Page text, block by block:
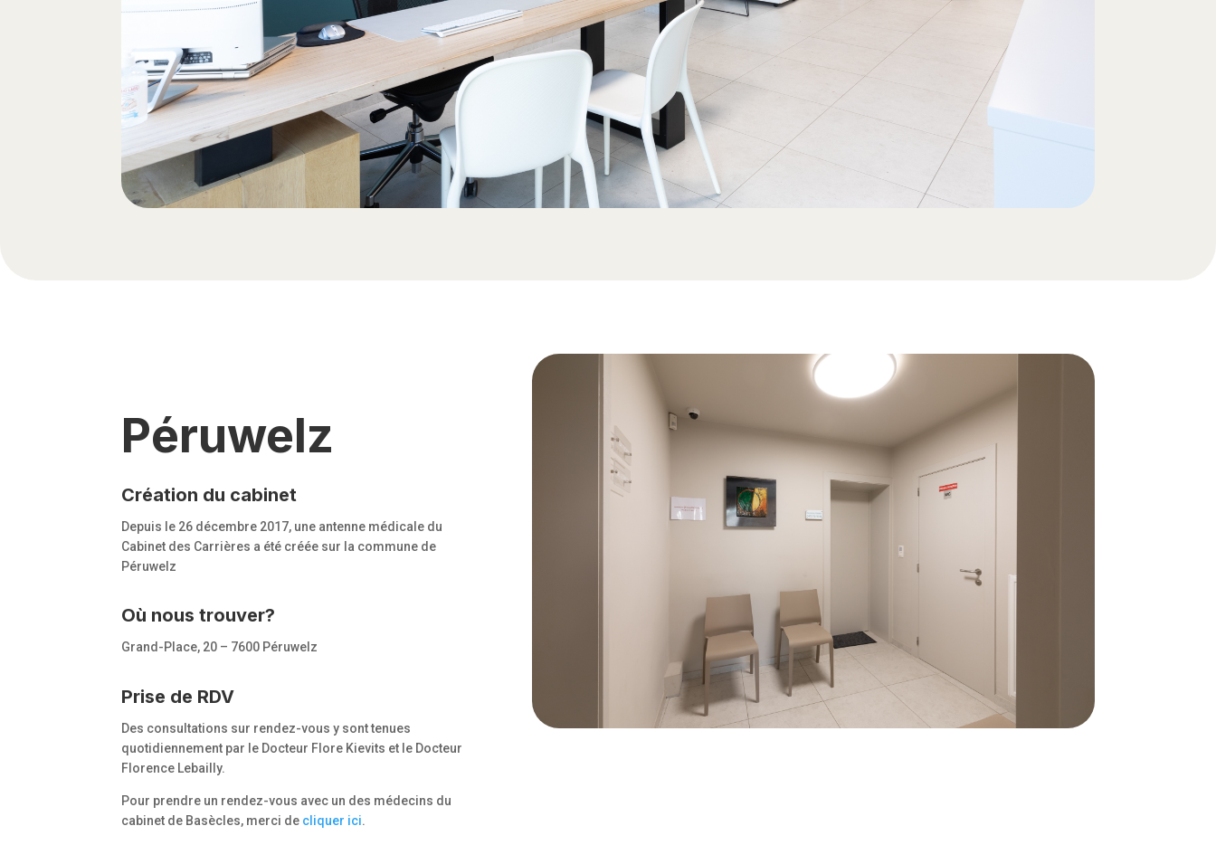
Péruwelz
Création du cabinet
Depuis le 26 décembre 2017, une antenne médicale du
Cabinet des Carrières a été créée sur la commune de
Péruwelz
Où nous trouver?
Grand-Place, 20 – 7600 Péruwelz
Prise de RDV
Des consultations sur rendez-vous y sont tenues
quotidiennement par le Docteur Flore Kievits et le Docteur
Florence Lebailly.
Pour prendre un rendez-vous avec un des médecins du
cabinet de Basècles, merci de cliquer ici.